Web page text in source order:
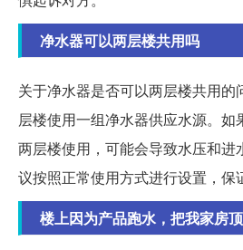
净水器可以两层楼共用吗
关于净水器是否可以两层楼共用的
层楼使用一组净水器供应水源。如
两层楼使用，可能会导致水压和进
议按照正常使用方式进行设置，保
楼上因为产品跑水，把我家房